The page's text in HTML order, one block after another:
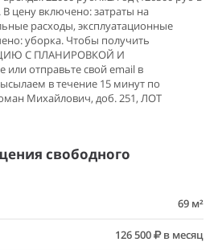
цену включено: затраты на
расходы, эксплуатационные
уборка. Чтобы получить
С ПЛАНИРОВКОЙ И
отправьте свой email в
в течение 15 минут по
Михайлович, доб. 251, ЛОТ
свободного
69 м²
126 500 в месяц